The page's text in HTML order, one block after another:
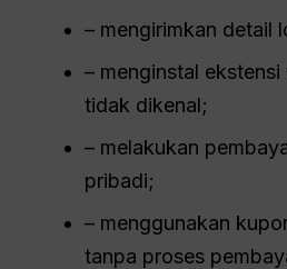
– mengirimkan detail
– menginstal
tidak dikenal;
– melakukan
pribadi;
– menggunakan
tanpa proses